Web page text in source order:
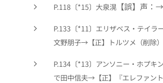
P.118〔*15〕大泉滉 【誤】声：
P.133〔*11〕エリザベス・テイラ
文野朋子→【正】トルツメ（削除）
P.134〔*13〕アンソニー・ホプキン
で田中信夫→【正】『エレファン